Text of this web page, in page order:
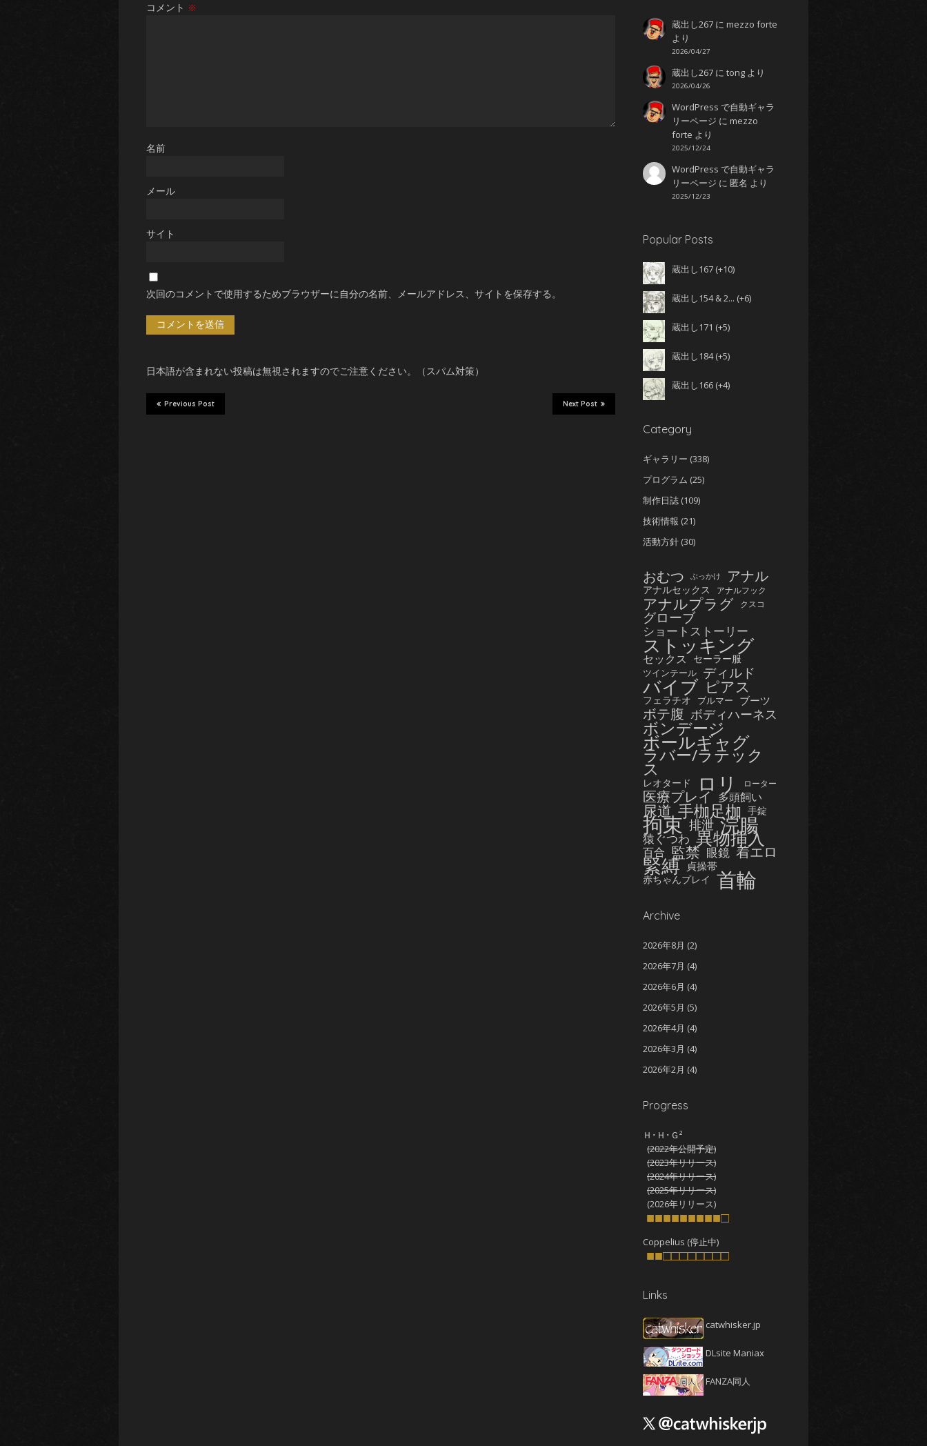
コメント ※
名前
メール
サイト
次回のコメントで使用するためブラウザーに自分の名前、メールアドレス、サイトを保存する。
日本語が含まれない投稿は無視されますのでご注意ください。（スパム対策）
Next Post
Previous Post
蔵出し267 にmezzo forte
より
2026/04/27
蔵出し267 にtong より
2026/04/26
WordPress で自動ギャラ
リーページ にmezzo
forte より
2025/12/24
WordPress で自動ギャラ
リーページ に匿名 より
2025/12/23
Popular Posts
蔵出し167 +10
蔵出し154 & 2... +6
蔵出し171 +5
蔵出し184 +5
蔵出し166 +4
Category
ギャラリー (338)
プログラム (25)
制作日誌 (109)
技術情報 (21)
活動方針 (30)
おむつ ぶっかけ アナル
アナルセックス アナルフック
アナルプラグ クスコ
グローブ
ショートストーリー
ストッキング
セックス セーラー服
ツインテール ディルド
バイブ ピアス
フェラチオ ブルマー ブーツ
ボテ腹 ボディハーネス
ボンデージ
ボールギャグ
ラバー/ラテック
ス
レオタード ロリ ローター
医療プレイ 多頭飼い
尿道 手枷足枷 手錠
拘束 排泄 浣腸
猿ぐつわ 異物挿入
百合 監禁 眼鏡 着エロ
緊縛 貞操帯
赤ちゃんプレイ 首輪
Archive
2026年8月 (2)
2026年7月 (4)
2026年6月 (4)
2026年5月 (5)
2026年4月 (4)
2026年3月 (4)
2026年2月 (4)
2025年12月
2025年11月
2025年10月(4)
2025年9月 (4)
2025年8月(5)
2025年7月(4)
(4)
2025年5月(5)
2025年3月
2025年2月(4)
2025年1月(5)
2024年12月(5)
2024年11月(5)
2024年9月(4)
Progress
Ｈ･Ｈ･Ｇ²
(2022年公開予定)
(2023年リリース)
(2024年リリース)
(2025年リリース)
(2026年リリース)
■■■■■■■■■□
Coppelius (停止中)
■■□□□□□□□□
Links
catwhisker.jp
DLsite Maniax
FANZA同人